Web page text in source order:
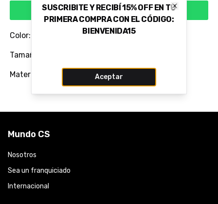
Comprar via WhatsApp
Color: BEGE CROISSANT
Tamaño del Taco: 7,0 CM
Material: 100% Cuero Vacuno Flor
Mundo CS
Nosotros
Sea un franquiciado
Internacional
SUSCRIBITE Y RECIBÍ 15% OFF EN TU
PRIMERA COMPRA CON EL CÓDIGO:
BIENVENIDA15
Aceptar